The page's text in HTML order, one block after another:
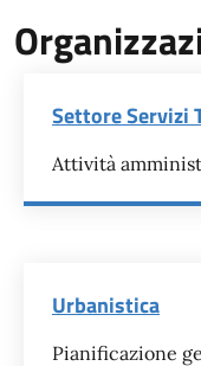
Settore Servizi
Attività
Urbanistica
Pianificazione